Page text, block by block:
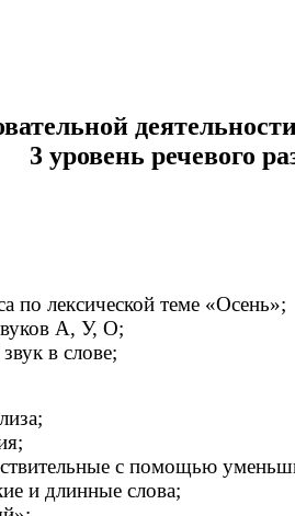
3 уровень речевого
по лексической теме «Осень»;
А, У, О;
в слове;
с помощью
и длинные слова;